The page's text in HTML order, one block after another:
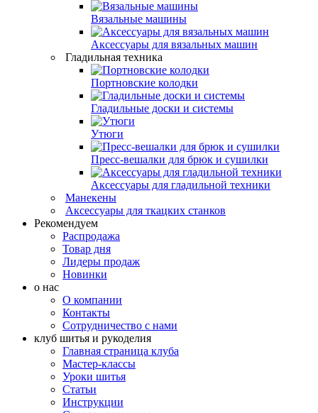
Вязальные машины
Аксессуары для вязальных машин
Гладильная техника
Портновские колодки
Гладильные доски и системы
Утюги
Пресс-вешалки для брюк и сушилки
Аксессуары для гладильной техники
Манекены
Аксессуары для ткацких станков
Рекомендуем
Распродажа
Товар дня
Лидеры продаж
Новинки
о нас
О компании
Контакты
Сотрудничество с нами
клуб шитья и рукоделия
Главная страница клуба
Мастер-классы
Уроки шитья
Статьи
Инструкции